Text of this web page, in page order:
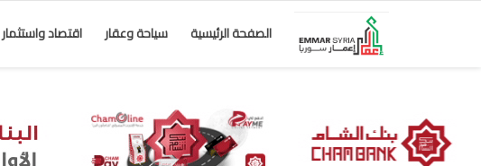
الصفحة الرئيسية سياحة وعقار اقتصاد واستثمار